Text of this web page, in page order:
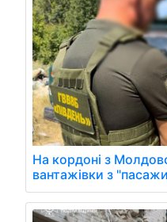
На кордоні з
вантажівки з